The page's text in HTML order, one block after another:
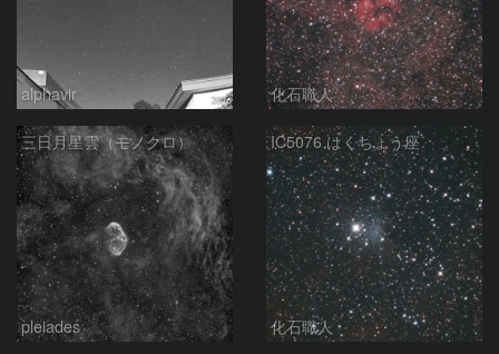
alphavir 化石職人
三日月星雲（モノクロ）
pleiades
IC5076 はくちょう座
化石職人